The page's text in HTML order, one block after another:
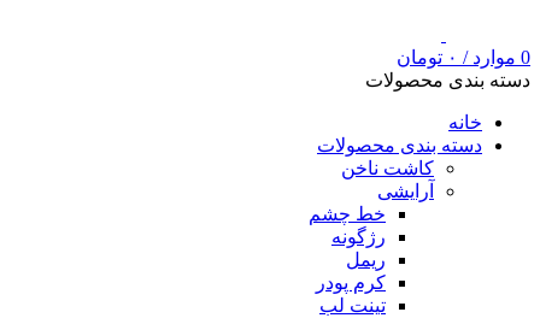
0 موارد / ۰ تومان
دسته بندی محصولات
خانه
دسته بندی محصولات
کاشت ناخن
آرایشی
خط چشم
رژگونه
ریمل
کرم پودر
تینت لب